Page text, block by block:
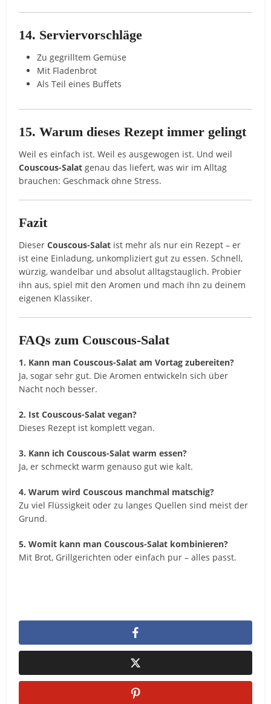
14. Serviervorschläge
Zu gegrilltem Gemüse
Mit Fladenbrot
Als Teil eines Buffets
15. Warum dieses Rezept immer gelingt
Weil es einfach ist. Weil es ausgewogen ist. Und weil
Couscous-Salat genau das liefert, was wir im Alltag
brauchen: Geschmack ohne Stress.
Fazit
DieserCouscous-Salat ist mehr als nur ein Rezept – er
ist eine Einladung, unkompliziert gut zu essen. Schnell,
würzig, wandelbar und absolut alltagstauglich. Probier
ihn aus, spiel mit den Aromen und mach ihn zu deinem
eigenen Klassiker.
FAQs zum Couscous-Salat
1. Kann man Couscous-Salat am Vortag zubereiten?
Ja, sogar sehr gut. Die Aromen entwickeln sich über
Nacht noch besser.
2. Ist Couscous-Salat vegan?
Dieses Rezept ist komplett vegan.
3. Kann ich Couscous-Salat warm essen?
Ja, er schmeckt warm genauso gut wie kalt.
4. Warum wird Couscous manchmal matschig?
Zu viel Flüssigkeit oder zu langes Quellen sind meist der
Grund.
5. Womit kann man Couscous-Salat kombinieren?
Mit Brot, Grillgerichten oder einfach pur – alles passt.